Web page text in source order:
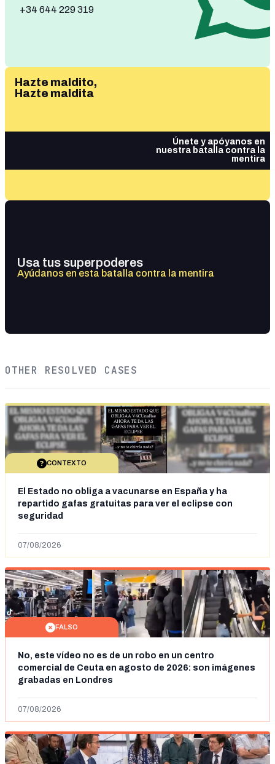
+34 644 229 319
Hazte maldito,
Hazte maldita
Únete y apóyanos en
nuestra batalla contra la
mentira
Usa tus superpoderes
Ayúdanos en esta batalla contra la mentira
OTHER RESOLVED CASES
CONTEXTO
El Estado no obliga a vacunarse en España y ha
repartido gafas gratuitas para ver el eclipse con
seguridad
07/08/2026
FALSO
No, este vídeo no es de un robo en un centro
comercial de Ceuta en agosto de 2026: son imágenes
grabadas en Londres
07/08/2026